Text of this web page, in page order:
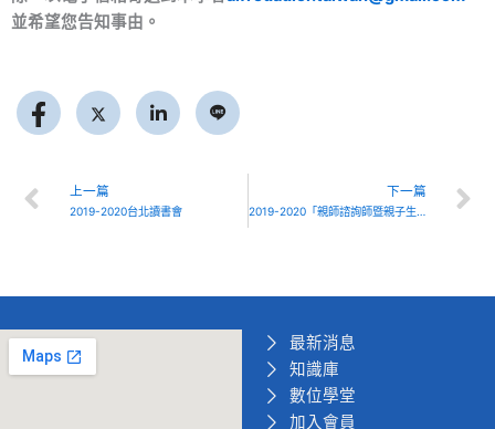
並希望您告知事由。
Prev
上一篇
2019-2020台北讀書會
下一篇
2019-2020「親師諮詢師暨親子生活教練」認證課程(台北場)
最新消息
知識庫
數位學堂
加入會員